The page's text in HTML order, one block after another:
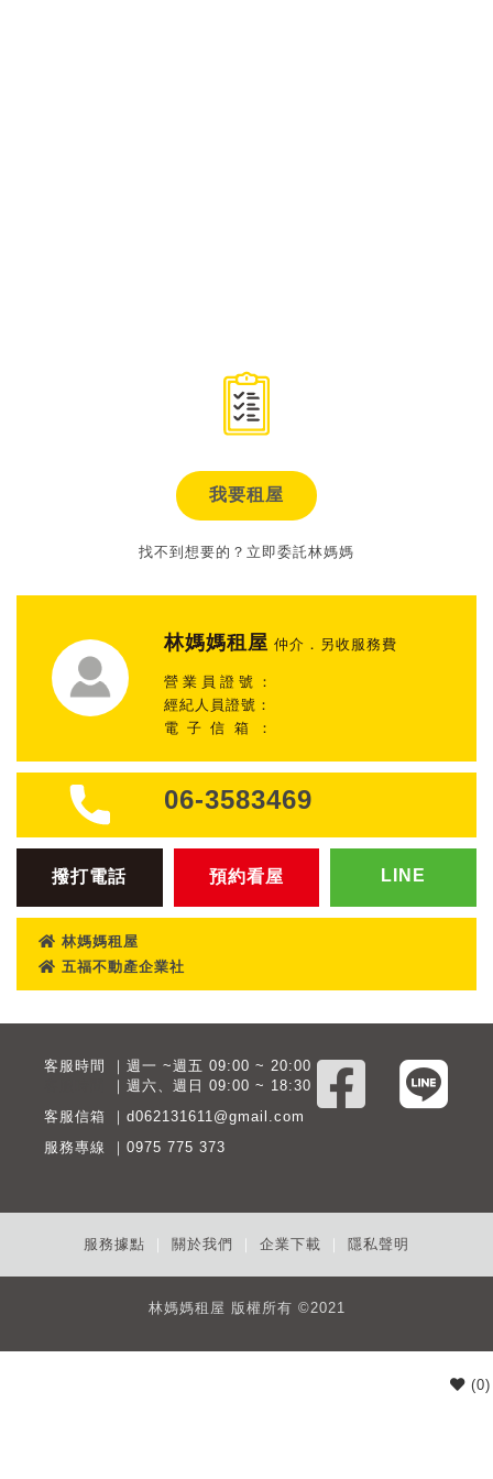
(0)
我要租屋
找不到想要的？立即委託林媽媽
林媽媽租屋 仲介．另收服務費
營業員證號：
經紀人員證號：
電子信箱：
06-3583469
撥打電話 預約看屋 LINE
林媽媽租屋
五福不動產企業社
客服時間 ｜週一 ~週五 09:00 ~ 20:00
｜週六、週日 09:00 ~ 18:30
客服信箱 ｜d062131611@gmail.com
服務專線 ｜0975 775 373
服務據點 關於我們 企業下載 隱私聲明
林媽媽租屋 版權所有 ©2021